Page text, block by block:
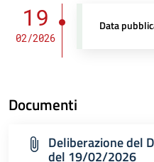
19
02/2026
Data
Documenti
Deliberazione del
del 19/02/2026